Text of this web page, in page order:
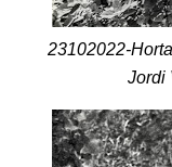
23102022-
Jordi